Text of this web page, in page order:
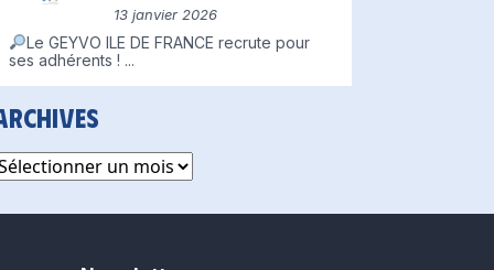
13 janvier 2026
Le GEYVO ILE DE FRANCE recrute pour
ses adhérents ! ...